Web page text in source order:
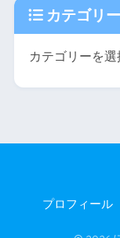
カテゴリー
プロフィール